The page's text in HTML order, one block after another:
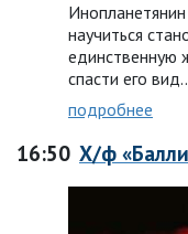
научиться
единственную
спасти его
подробнее
16:50 Х/ф